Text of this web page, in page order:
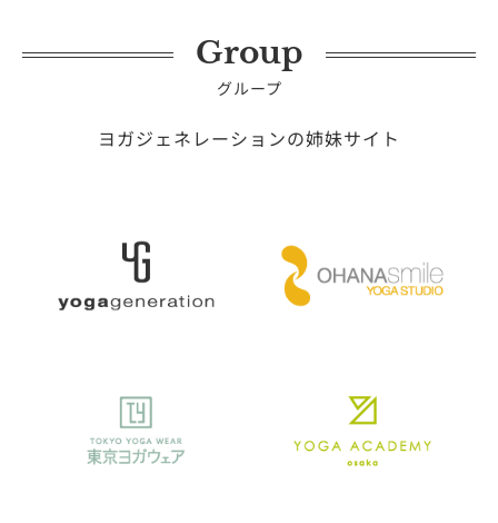
Group
グループ
ヨガジェネレーションの姉妹サイト